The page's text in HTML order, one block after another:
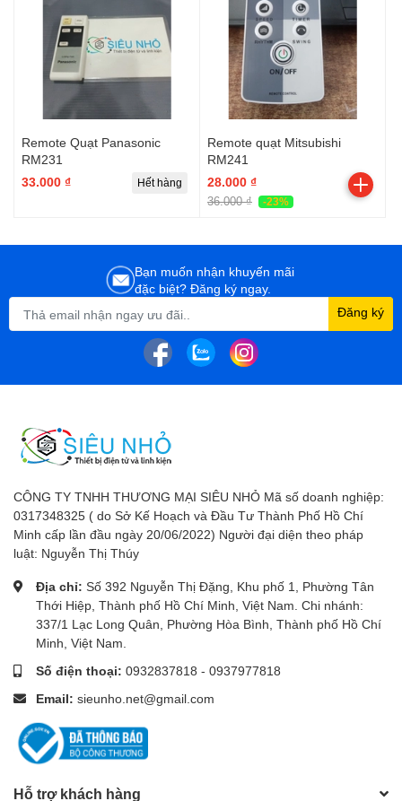
Remote Quạt Panasonic
RM231
33.000 ₫
Hết hàng
Remote quạt Mitsubishi
RM241
28.000 ₫
36.000 ₫ -23%
Bạn muốn nhận khuyến mãi
đặc biệt? Đăng ký ngay.
Đăng ký
CÔNG TY TNHH THƯƠNG MẠI SIÊU NHỎ Mã số doanh nghiệp:
0317348325 ( do Sở Kế Hoạch và Đầu Tư Thành Phố Hồ Chí
Minh cấp lần đầu ngày 20/06/2022) Người đại diện theo pháp
luật: Nguyễn Thị Thúy
Địa chỉ: Số 392 Nguyễn Thị Đặng, Khu phố 1, Phường Tân
Thới Hiệp, Thành phố Hồ Chí Minh, Việt Nam. Chi nhánh:
337/1 Lạc Long Quân, Phường Hòa Bình, Thành phố Hồ Chí
Minh, Việt Nam.
Số điện thoại: 0932837818 - 0937977818
Email: sieunho.net@gmail.com
Hỗ trợ khách hàng